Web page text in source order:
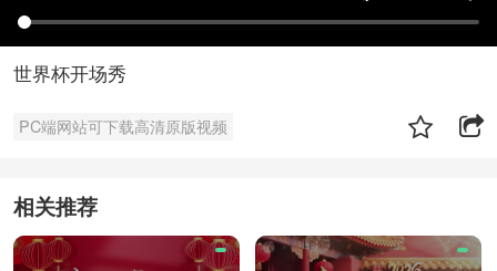
世界杯开场秀
PC端网站可下载高清原版视频
相关推荐